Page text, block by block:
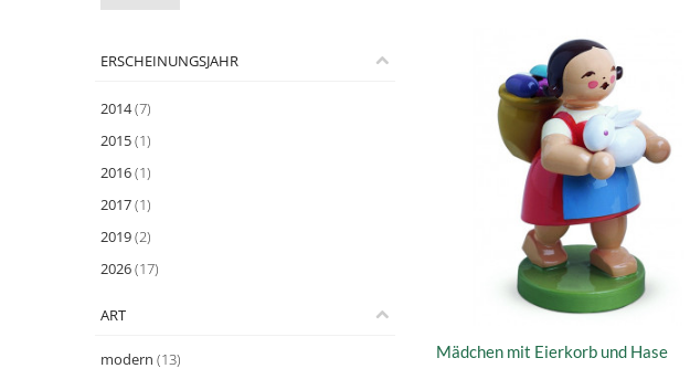
ERSCHEINUNGSJAHR
2014(7)
2015(1)
2016(1)
2017(1)
2019(2)
2026(17)
ART
modern (13)
Mädchen mit Eierkorb und Hase